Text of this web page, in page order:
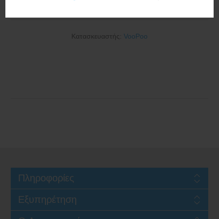
Κατασκευαστής: VooPoo
Πληροφορίες
Εξυπηρέτηση